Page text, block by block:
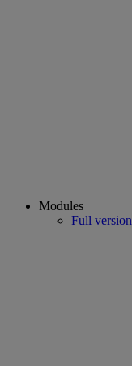
Modules
Full version